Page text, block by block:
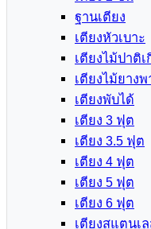
ฐานเตียง
เตียงหัวเบาะ
เตียงไม้ปาติเ
เตียงไม้ยางพ
เตียงพับได้
เตียง 3 ฟุต
เตียง 3.5 ฟุต
เตียง 4 ฟุต
เตียง 5 ฟุต
เตียง 6 ฟุต
เตียงสแตนเ